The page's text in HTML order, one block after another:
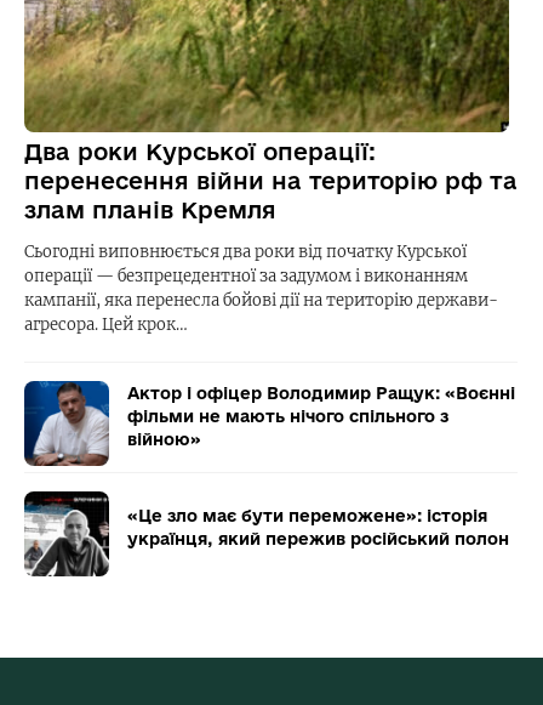
Два роки Курської операції:
перенесення війни на територію рф та
злам планів Кремля
Сьогодні виповнюється два роки від початку Курської
операції — безпрецедентної за задумом і виконанням
кампанії, яка перенесла бойові дії на територію держави-
агресора. Цей крок…
Актор і офіцер Володимир Ращук: «Воєнні
фільми не мають нічого спільного з
війною»
«Це зло має бути переможене»: історія
українця, який пережив російський полон